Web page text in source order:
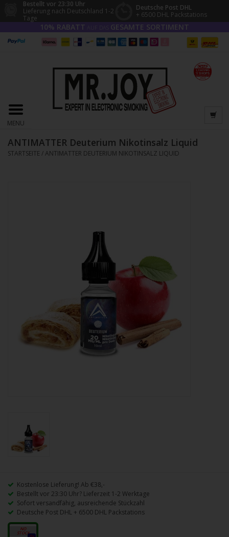
Bestellt vor 23:30 Uhr
Lieferung nach Deutschland 1-2
Tage
Deutsche Post DHL
+ 6500 DHL Packstations
10% RABATT GESAMTE SORTIMENT
MENU
ANTIMATTER Deuterium Nikotinsalz Liquid
STARTSEITE /ANTIMATTER DEUTERIUM NIKOTINSALZ LIQUID
Kostenlose Lieferung! Ab €38,-
Bestellt vor 23:30 Uhr? Lieferzeit 1-2 Werktage
Sofort versandfähig, ausreichende Stückzahl
Deutsche Post DHL + 6500 DHL Packstations
20mg